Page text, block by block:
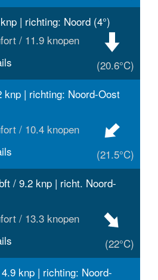
| richting: Noord (4°)
/ 11.9 knopen
(20.6°C)
knp | richting: Noord-Oost
/ 10.4 knopen
(21.5°C)
/ 9.2 knp | richt. Noord-
/ 13.3 knopen
(22°C)
knp | richting: Noord-